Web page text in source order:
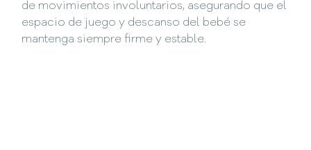
de movimientos involuntarios, asegurando que el
espacio de juego y descanso del bebé se
mantenga siempre firme y estable.